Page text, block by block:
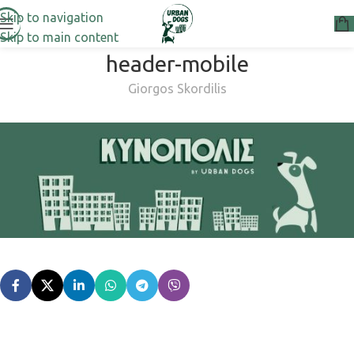
Skip to navigation
Skip to main content
header-mobile
Giorgos Skordilis